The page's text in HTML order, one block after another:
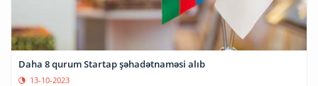
Daha 8 qurum Startap şəhadətnaməsi alıb
13-10-2023